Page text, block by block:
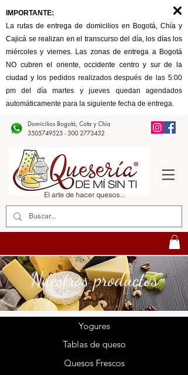
IMPORTANTE:
La rutas de entrega de domicilios en Bogotá, Chía y
Cajicá se realizan en el transcurso del día, los días los
miércoles y viernes. Las zonas de entrega a Bogotá
NO cubren el oriente, occidente centro y sur de la
ciudad y l os pedidos realizados después de las 5:00
pm del día martes y jueves quedan agendados
automáticamente para la siguiente fecha de entrega.
Domicilios Bogotá, Cota y Chía
3505749525 - 300 2773432
El arte de hacer quesos...
Nuestros productos
Yogures
Tablas de queso
Quesos Frescos